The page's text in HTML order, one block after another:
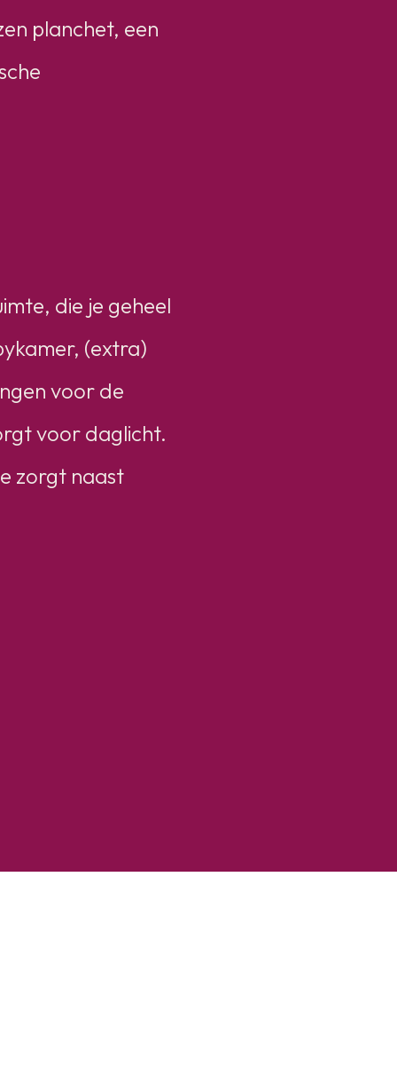
planchet, een
die je geheel
(extra)
voor de
voor daglicht.
zorgt naast